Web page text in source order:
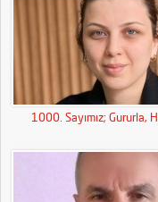
1000. Sayımız; Gururla,